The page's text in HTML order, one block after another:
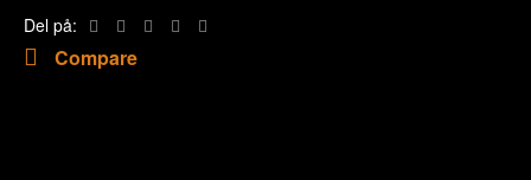
Del på:
Compare